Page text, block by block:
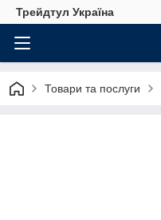
Трейдтул Україна
Товари та послуги